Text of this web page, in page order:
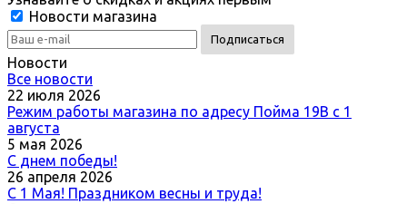
Новости магазина
Новости
Все новости
22 июля 2026
Режим работы магазина по адресу Пойма 19В с 1
августа
5 мая 2026
С днем победы!
26 апреля 2026
С 1 Мая! Праздником весны и труда!